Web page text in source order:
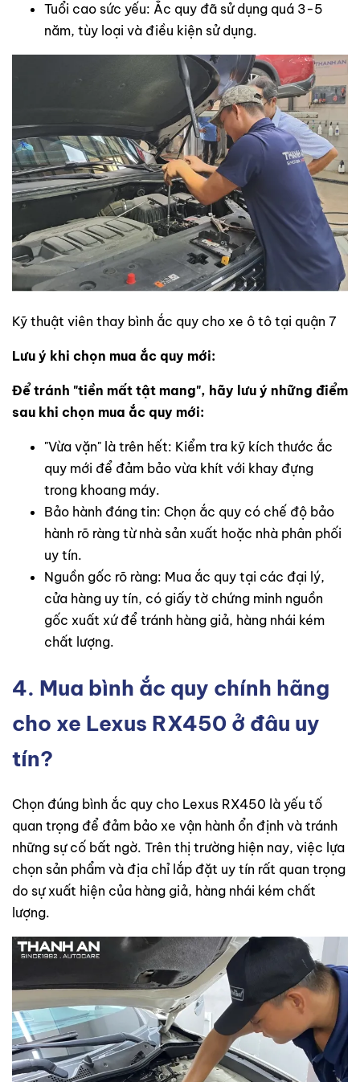
Tuổi cao sức yếu: Ắc quy đã sử dụng quá 3-5
năm, tùy loại và điều kiện sử dụng.
Kỹ thuật viên thay bình ắc quy cho xe ô tô tại quận 7
Lưu ý khi chọn mua ắc quy mới:
Để tránh "tiền mất tật mang", hãy lưu ý những điểm
sau khi chọn mua ắc quy mới:
"Vừa vặn" là trên hết: Kiểm tra kỹ kích thước ắc
quy mới để đảm bảo vừa khít với khay đựng
trong khoang máy.
Bảo hành đáng tin: Chọn ắc quy có chế độ bảo
hành rõ ràng từ nhà sản xuất hoặc nhà phân phối
uy tín.
Nguồn gốc rõ ràng: Mua ắc quy tại các đại lý,
cửa hàng uy tín, có giấy tờ chứng minh nguồn
gốc xuất xứ để tránh hàng giả, hàng nhái kém
chất lượng.
4. Mua bình ắc quy chính hãng
cho xe Lexus RX450 ở đâu uy
tín?
Chọn đúng bình ắc quy cho Lexus RX450 là yếu tố
quan trọng để đảm bảo xe vận hành ổn định và tránh
những sự cố bất ngờ. Trên thị trường hiện nay, việc lựa
chọn sản phẩm và địa chỉ lắp đặt uy tín rất quan trọng
do sự xuất hiện của hàng giả, hàng nhái kém chất
lượng.